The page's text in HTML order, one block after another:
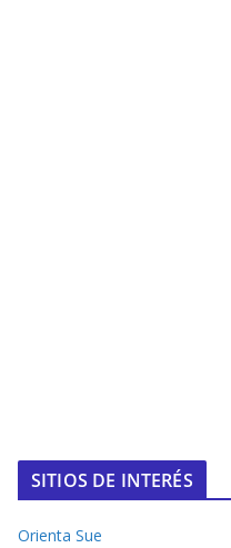
SITIOS DE INTERÉS
Orienta Sue